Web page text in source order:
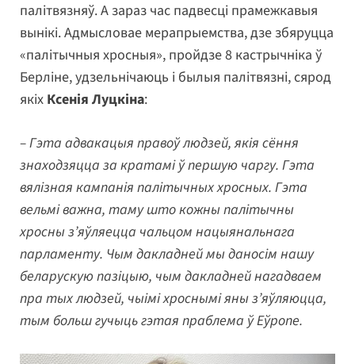
палітвязняў. А зараз час падвесці прамежкавыя
вынікі. Адмысловае мерапрыемства, дзе збяруцца
«палітычныя хросныя», пройдзе 8 кастрычніка ў
Берліне, удзельнічаюць і былыя палітвязні, сярод
якіх Ксенія Луцкіна:
– Гэта адвакацыя правоў людзей, якія сёння
знаходзяцца за кратамі ў першую чаргу. Гэта
вялізная кампанія палітычных хросных. Гэта
вельмі важна, таму што кожны палітычны
хросны з’яўляецца чальцом нацыянальнага
парламенту. Чым дакладней мы даносім нашу
беларускую пазіцыю, чым дакладней нагадваем
пра тых людзей, чыімі хроснымі яны з’яўляюцца,
тым больш гучыць гэтая праблема ў Еўропе.